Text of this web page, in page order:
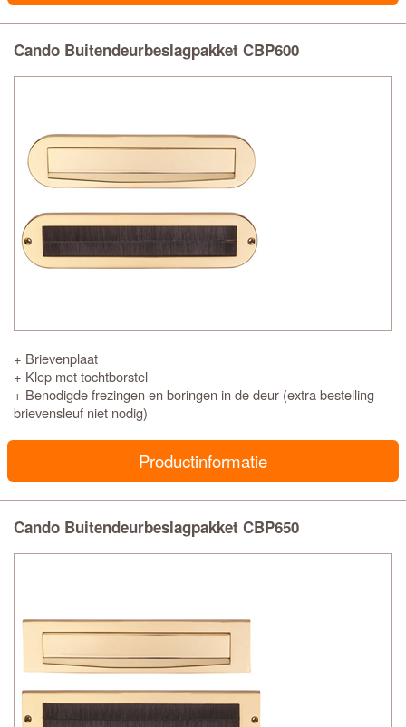
Cando Buitendeurbeslagpakket CBP600
+ Brievenplaat
+ Klep met tochtborstel
+ Benodigde frezingen en boringen in de deur (extra bestelling
brievensleuf niet nodig)
Productinformatie
Cando Buitendeurbeslagpakket CBP650